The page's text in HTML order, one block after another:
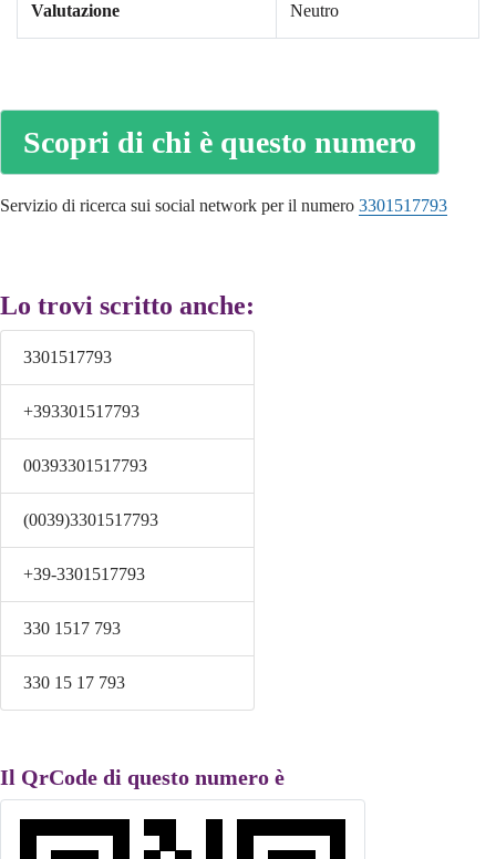
Valutazione Neutro
Scopri di chi è questo numero
Servizio di ricerca sui social network per il numero 3301517793
Lo trovi scritto anche:
3301517793
+393301517793
00393301517793
(0039)3301517793
+39-3301517793
330 1517 793
330 15 17 793
Il QrCode di questo numero è